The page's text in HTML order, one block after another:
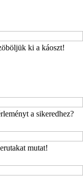
ki a káoszt!
a sikeredhez?
mutat!